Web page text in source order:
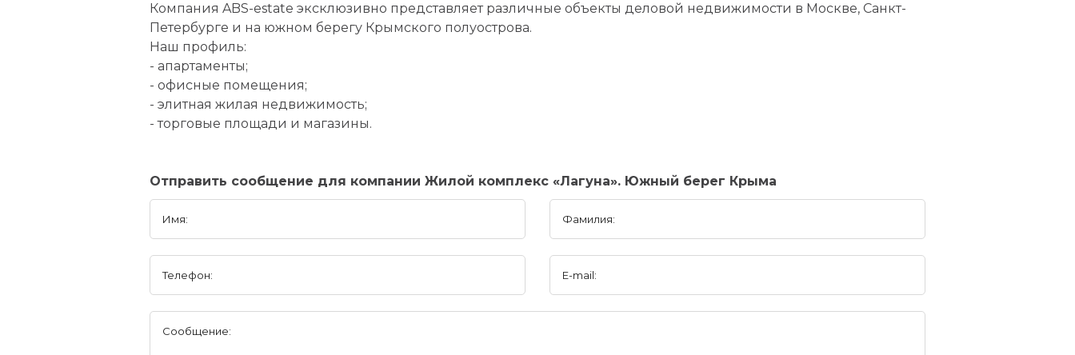
Компания ABS-estate эксклюзивно представляет различные объекты деловой недвижимости в Москве, Санкт-
Петербурге и на южном берегу Крымского полуострова.
Наш профиль:
- апартаменты;
- офисные помещения;
- элитная жилая недвижимость;
- торговые площади и магазины.
Отправить сообщение для компании Жилой комплекс «Лагуна». Южный берег Крыма
Имя: Фамилия:
Телефон: E-mail:
Сообщение: